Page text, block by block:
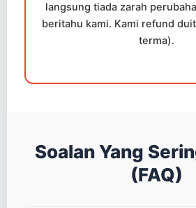
langsung tiada zarah
beritahu kami. Kami refund
terma).
Soalan Yang
(FAQ)